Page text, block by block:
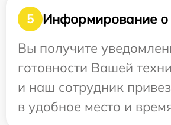
5
Информирование о
Вы получите
готовности Вашей
и наш сотрудник
в удобное место и